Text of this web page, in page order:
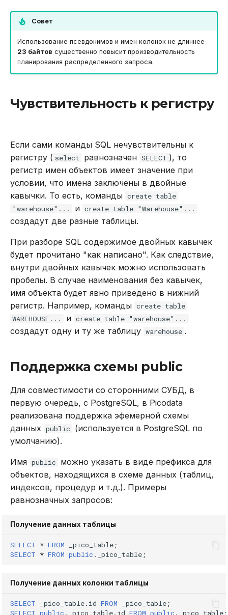
Рекомендации по
сайзингу
Настройка Systemd
DROP ROLE
DROP TABLE
DROP USER
INSERT
REVOKE
SELECT
TRUNCATE TABLE
UPDATE
VALUES
Совет
Использование псевдонимов и имен колонок не длиннее
23 байтов существенно повысит производительность
планирования распределенного запроса.
Чувствительность к регистру
Если сами команды SQL нечувствительны к
регистру ( select равнозначен SELECT ), то
регистр имен объектов имеет значение при
условии, что имена заключены в двойные
кавычки. То есть, команды create table
"warehouse"...
и create table "Warehouse"...
создадут две разные таблицы.
При разборе SQL содержимое двойных кавычек
будет прочитано "как написано". Как следствие,
внутри двойных кавычек можно использовать
пробелы. В случае наименования без кавычек,
имя объекта будет явно приведено в нижний
регистр. Например, команды create table
WAREHOUSE...
и create table "warehouse"...
создадут одну и ту же таблицу warehouse .
Поддержка схемы public
Для совместимости со сторонними СУБД, в
первую очередь, с PostgreSQL, в Picodata
реализована поддержка эфемерной схемы
данных public
(используется в PostgreSQL по
умолчанию).
Имя public
можно указать в виде префикса для
объектов, находящихся в схеме данных (таблиц,
индексов, процедур и т.д.). Примеры
равнозначных запросов:
Получение данных таблицы
SELECT * FROM _pico_table;
SELECT * FROM public . _pico_table;
Получение данных колонки таблицы
SELECT _pico_table. id FROM _pico_table;
SELECT public . _pico_table. id FROM public . _pico_table ;